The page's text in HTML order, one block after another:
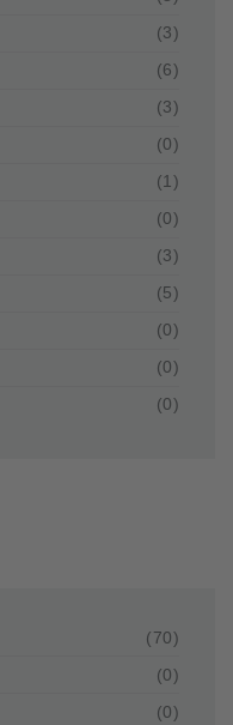
(3)
(6)
(3)
(0)
(1)
(0)
(3)
(5)
(0)
(0)
(0)
(70)
(0)
(0)